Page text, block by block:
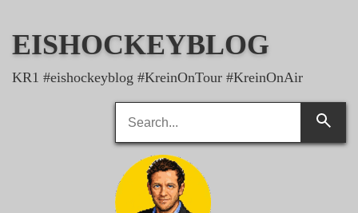
content
EISHOCKEYBLOG
KR1 #eishockeyblog #KreinOnTour #KreinOnAir
Search
for:
Search